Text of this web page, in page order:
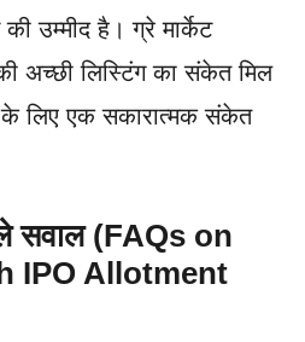
उम्मीद है। ग्रे मार्केट
अच्छी लिस्टिंग का संकेत मिल
के लिए एक सकारात्मक संकेत
सवाल (FAQs on
IPO Allotment